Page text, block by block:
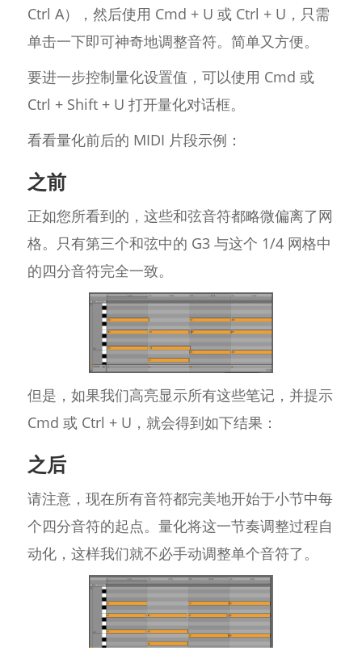
Ctrl A），然后使用 Cmd + U 或 Ctrl + U，只需
单击一下即可神奇地调整音符。简单又方便。
要进一步控制量化设置值，可以使用 Cmd 或
Ctrl + Shift + U 打开量化对话框。
看看量化前后的 MIDI 片段示例：
之前
正如您所看到的，这些和弦音符都略微偏离了网
格。只有第三个和弦中的 G3 与这个 1/4 网格中
的四分音符完全一致。
但是，如果我们高亮显示所有这些笔记，并提示
Cmd 或 Ctrl + U，就会得到如下结果：
之后
请注意，现在所有音符都完美地开始于小节中每
个四分音符的起点。量化将这一节奏调整过程自
动化，这样我们就不必手动调整单个音符了。